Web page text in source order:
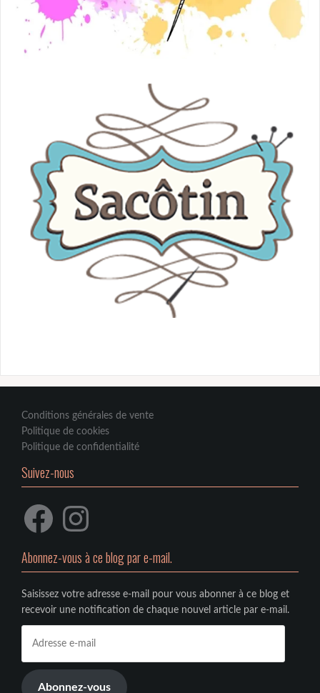
Conditions générales de vente
Politique de cookies
Politique de confidentialité
Suivez-nous
Facebook Instagram
Abonnez-vous à ce blog par e-mail.
Saisissez votre adresse e-mail pour vous abonner à ce blog et
recevoir une notification de chaque nouvel article par e-mail.
mail
Abonnez-vous